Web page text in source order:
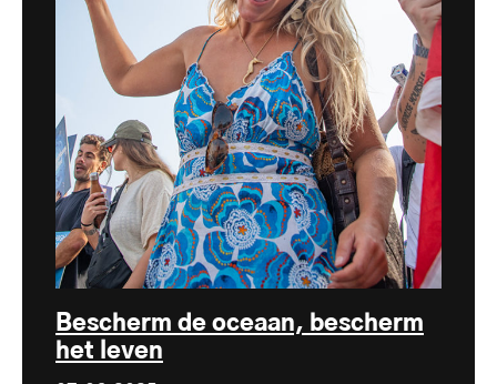
Bescherm de oceaan, bescherm
het leven